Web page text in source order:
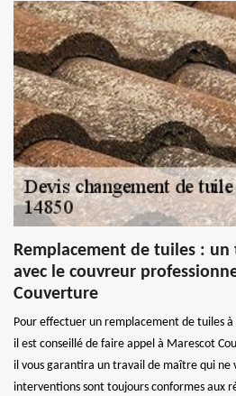
Remplacement de tuiles :
avec le couvreur
Couverture
Pour effectuer un remplacement de tuiles à
il est conseillé de faire appel à Marescot
il vous garantira un travail de maître qui ne
interventions sont toujours conformes aux